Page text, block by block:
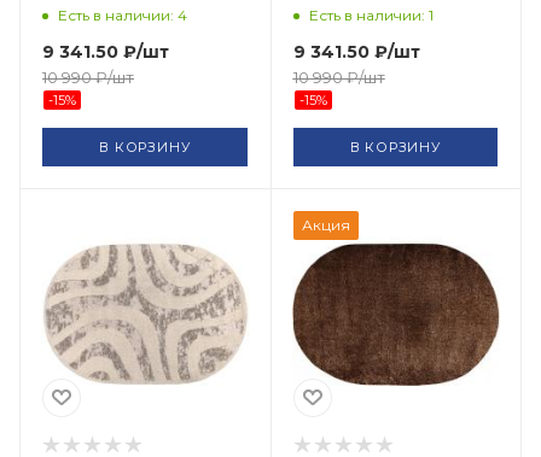
WEAVERS
Есть в наличии: 4
9 341.50 ₽/шт
10 990₽/шт
-15%
В КОРЗИНУ
WEAVERS
Есть в наличии: 1
9 341.50₽/шт
10 990₽/шт
-15%
В КОРЗИНУ
Акция